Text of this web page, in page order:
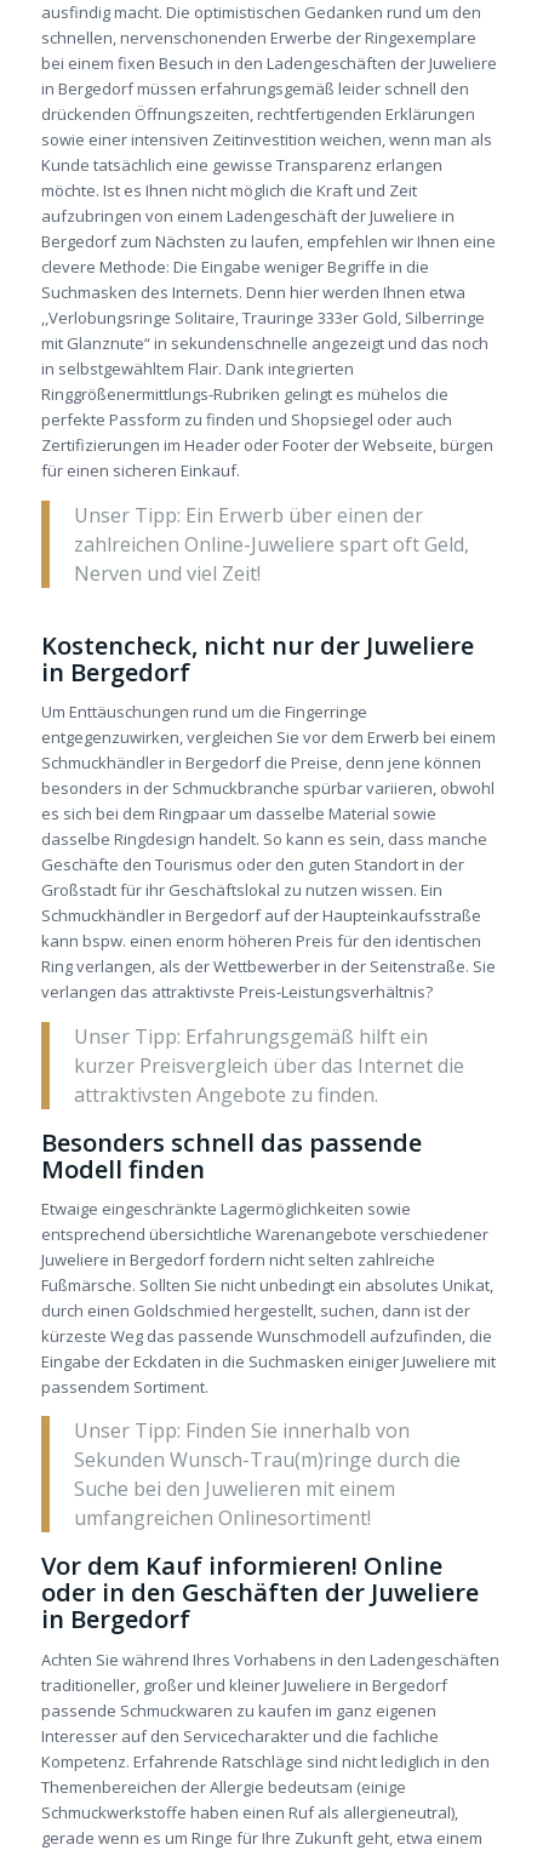
ausfindig macht. Die optimistischen Gedanken rund um den
schnellen, nervenschonenden Erwerbe der Ringexemplare
bei einem fixen Besuch in den Ladengeschäften der Juweliere
in Bergedorf müssen erfahrungsgemäß leider schnell den
drückenden Öffnungszeiten, rechtfertigenden Erklärungen
sowie einer intensiven Zeitinvestition weichen, wenn man als
Kunde tatsächlich eine gewisse Transparenz erlangen
möchte. Ist es Ihnen nicht möglich die Kraft und Zeit
aufzubringen von einem Ladengeschäft der Juweliere in
Bergedorf zum Nächsten zu laufen, empfehlen wir Ihnen eine
clevere Methode: Die Eingabe weniger Begriffe in die
Suchmasken des Internets. Denn hier werden Ihnen etwa
,,Verlobungsringe Solitaire, Trauringe 333er Gold, Silberringe
mit Glanznute“ in sekundenschnelle angezeigt und das noch
in selbstgewähltem Flair. Dank integrierten
Ringgrößenermittlungs-Rubriken gelingt es mühelos die
perfekte Passform zu finden und Shopsiegel oder auch
Zertifizierungen im Header oder Footer der Webseite, bürgen
für einen sicheren Einkauf.
Unser Tipp: Ein Erwerb über einen der
zahlreichen Online-Juweliere spart oft Geld,
Nerven und viel Zeit!
Kostencheck, nicht nur der Juweliere
in Bergedorf
Um Enttäuschungen rund um die Fingerringe
entgegenzuwirken, vergleichen Sie vor dem Erwerb bei einem
Schmuckhändler in Bergedorf die Preise, denn jene können
besonders in der Schmuckbranche spürbar variieren, obwohl
es sich bei dem Ringpaar um dasselbe Material sowie
dasselbe Ringdesign handelt. So kann es sein, dass manche
Geschäfte den Tourismus oder den guten Standort in der
Großstadt für ihr Geschäftslokal zu nutzen wissen. Ein
Schmuckhändler in Bergedorf auf der Haupteinkaufsstraße
kann bspw. einen enorm höheren Preis für den identischen
Ring verlangen, als der Wettbewerber in der Seitenstraße. Sie
verlangen das attraktivste Preis­-Leistungsverhältnis?
Unser Tipp: Erfahrungsgemäß hilft ein
kurzer Preisvergleich über das Internet die
attraktivsten Angebote zu finden.
Besonders schnell das passende
Modell finden
Etwaige eingeschränkte Lagermöglichkeiten sowie
entsprechend übersichtliche Warenangebote verschiedener
Juweliere in Bergedorf fordern nicht selten zahlreiche
Fußmärsche. Sollten Sie nicht unbedingt ein absolutes Unikat,
durch einen Goldschmied hergestellt, suchen, dann ist der
kürzeste Weg das passende Wunschmodell aufzufinden, die
Eingabe der Eckdaten in die Suchmasken einiger Juweliere mit
passendem Sortiment.
Unser Tipp: Finden Sie innerhalb von
Sekunden Wunsch-Trau(m)ringe durch die
Suche bei den Juwelieren mit einem
umfangreichen Onlinesortiment!
Vor dem Kauf informieren! Online
oder in den Geschäften der Juweliere
in Bergedorf
Achten Sie während Ihres Vorhabens in den Ladengeschäften
traditioneller, großer und kleiner Juweliere in Bergedorf
passende Schmuckwaren zu kaufen im ganz eigenen
Interesser auf den Servicecharakter und die fachliche
Kompetenz. Erfahrende Ratschläge sind nicht lediglich in den
Themenbereichen der Allergie bedeutsam (einige
Schmuckwerkstoffe haben einen Ruf als allergieneutral),
gerade wenn es um Ringe für Ihre Zukunft geht, etwa einem